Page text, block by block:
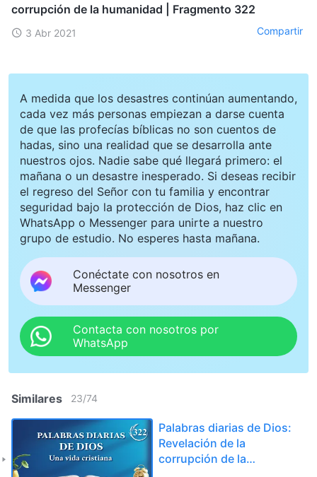
corrupción de la humanidad | Fragmento 322
3 Abr 2021 Compartir
A medida que los desastres continúan aumentando,
cada vez más personas empiezan a darse cuenta
de que las profecías bíblicas no son cuentos de
hadas, sino una realidad que se desarrolla ante
nuestros ojos. Nadie sabe qué llegará primero: el
mañana o un desastre inesperado. Si deseas recibir
el regreso del Señor con tu familia y encontrar
seguridad bajo la protección de Dios, haz clic en
WhatsApp o Messenger para unirte a nuestro
grupo de estudio. No esperes hasta mañana.
Conéctate con nosotros en
Messenger
Contacta con nosotros por
WhatsApp
Similares 23/74
Palabras diarias de Dios:
Revelación de la
corrupción de la